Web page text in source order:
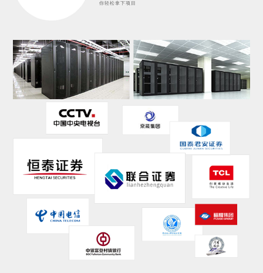
你轻松拿下项目